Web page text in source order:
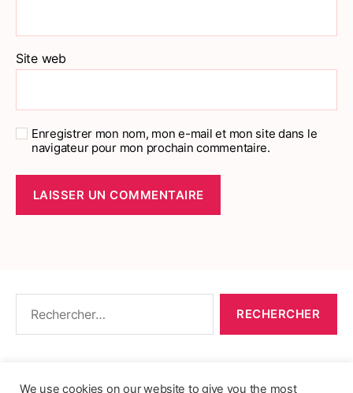
Site web
Enregistrer mon nom, mon e-mail et mon site dans le
navigateur pour mon prochain commentaire.
We use cookies on our website to give you the most